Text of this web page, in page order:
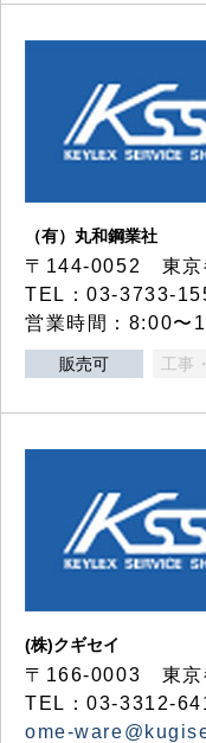
（有）丸和鋼業社
〒144-0052 東京
TEL：03-3733-
営業時間：8:00〜
販売可 工事
(株)クギセイ
〒166-0003 東京
TEL：03-3312-
ome-